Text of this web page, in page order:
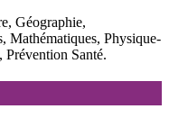
Géographie,
Mathématiques, Physique-
Santé.